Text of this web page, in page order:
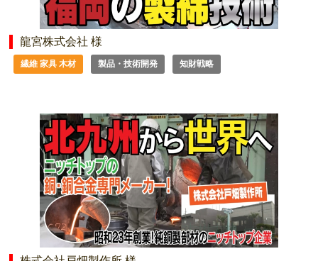
龍宮株式会社 様
繊維 家具 木材 製品・技術開発 知財戦略